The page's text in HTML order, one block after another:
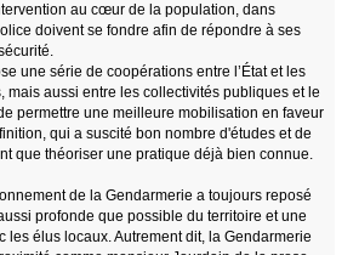
au cœur de la population, dans
doivent se fondre afin de répondre à ses
une série de coopérations entre l’État et les
mais aussi entre les collectivités publiques et le
permettre une meilleure mobilisation en faveur
qui a suscité bon nombre d'études et de
que théoriser une pratique déjà bien connue.
de la Gendarmerie a toujours reposé
profonde que possible du territoire et une
les élus locaux. Autrement dit, la Gendarmerie